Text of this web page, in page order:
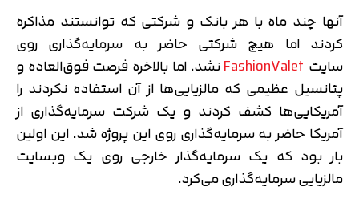
آنها چند ماه با هر بانک و شرکتی که توانستند مذاکره
کردند اما هیچ شرکتی حاضر به سرمایه‌گذاری روی
سایت
نشد. اما بالاخره فرصت فوق‌العاده و
پتانسیل عظیمی که مالزیایی‌ها از آن استفاده نکردند را
آمریکایی‌ها کشف کردند و یک شرکت سرمایه‌گذاری از
آمریکا حاضر به سرمایه‌گذاری روی این پروژه شد. این اولین
بار بود که یک سرمایه‌گذار خارجی روی یک وبسایت
مالزیایی سرمایه‌گذاری می‌کرد.